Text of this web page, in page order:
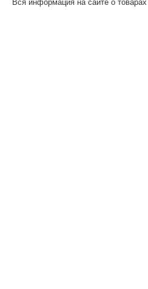
Вся информация на сайте о